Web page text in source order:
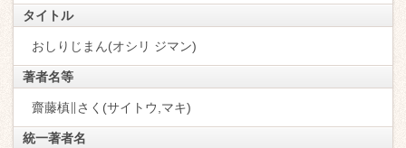
タイトル
おしりじまん(オシリ ジマン)
著者名等
齋藤槙∥さく(サイトウ,マキ)
統一著者名